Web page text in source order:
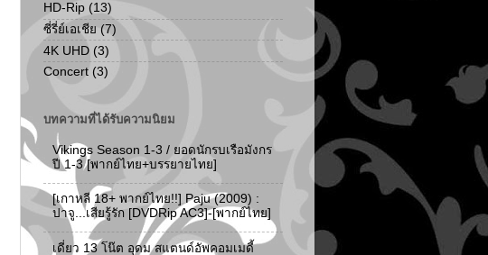
HD-Rip (13)
ซี่รี่ย์เอเชีย (7)
4K UHD (3)
Concert (3)
บทความที่ได้รับความนิยม
Vikings Season 1-3 / ยอดนักรบเรือมังกร
ปี 1-3 [พากย์ไทย+บรรยายไทย]
[เกาหลี 18+ พากย์ไทย!!] Paju (2009) :
ปาจู...เสียรู้รัก [DVDRip AC3]-[พากย์ไทย]
เดี่ยว 13 โน๊ต อุดม สแตนด์อัพคอมเมดี้